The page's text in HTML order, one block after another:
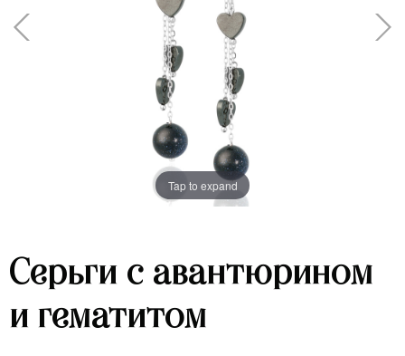
Tap to expand
Серьги с авантюрином
и гематитом